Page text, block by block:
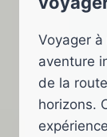
Voyager à
aventure
de la
horizons.